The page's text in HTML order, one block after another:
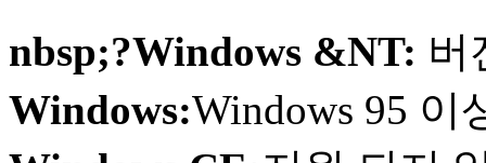
nbsp;?Windows &NT: 버
Windows:Windows 95 이